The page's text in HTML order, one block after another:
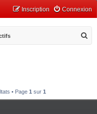
Connexion
Inscription
avancée
• Page 1 sur 1